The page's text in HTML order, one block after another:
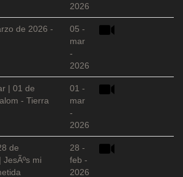
2026
de 2026 -
05 -
mar
-
2026
| 01 de
- Tierra
01 -
mar
-
2026
de
mi
28 -
feb -
2026